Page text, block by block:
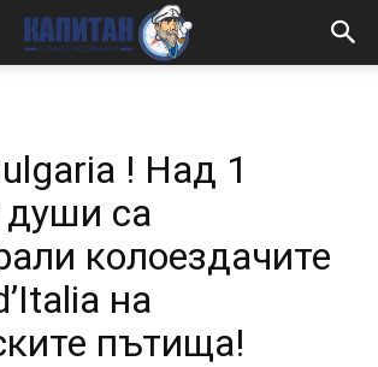
! Над 1
са
колоездачите
на
пътища!